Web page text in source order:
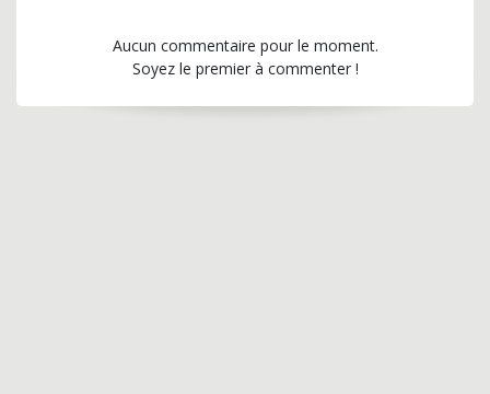
Aucun commentaire pour le moment.
Soyez le premier à commenter !